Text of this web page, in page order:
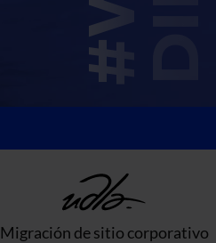
Migración de sitio corporativo